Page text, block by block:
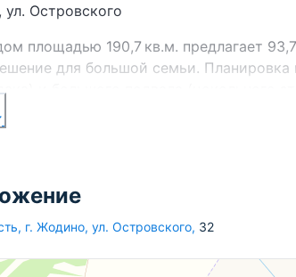
Островского
площадью 190,7 кв.м. предлагает
для большой семьи.
и большого подвала (цокольного
или обустройства дополнительных зон.
Дом полностью готов к проживанию.
газового котла обеспечит
от осадков и прослужит ещё
, г. Жодино, ул. Островского, 32